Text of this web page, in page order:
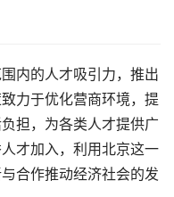
内的人才吸引力，推出
力于优化营商环境，提
担，为各类人才提供广
才加入，利用北京这一
合作推动经济社会的发